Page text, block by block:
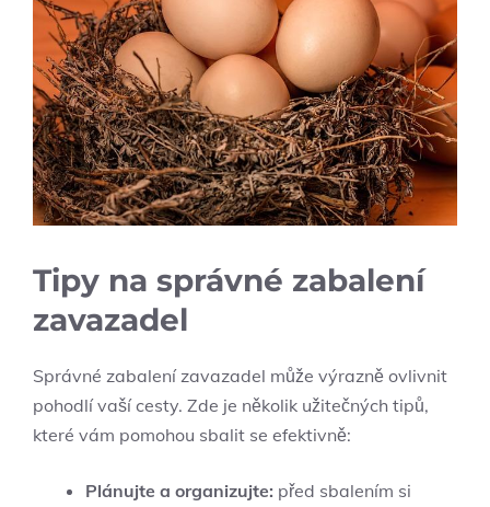
Tipy na správné zabalení
zavazadel
Správné zabalení zavazadel může výrazně ovlivnit
pohodlí vaší cesty. Zde je několik užitečných tipů,
které vám pomohou sbalit se efektivně:
Plánujte a organizujte: před sbalením si